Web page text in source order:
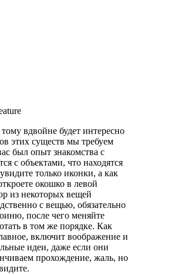
вдвойне будет интересно
этих существ мы требуем
был опыт знакомства с
с объектами, что находятся
только иконки, а как
окошко в левой
из некоторых вещей
с вещью, обязательно
после чего меняйте
в том же порядке. Как
включит воображение и
идеи, даже если они
прохождение, жаль, но